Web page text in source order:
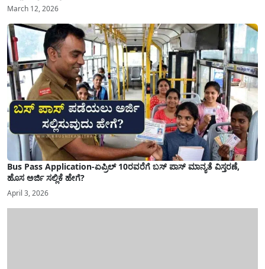
March 12, 2026
Bus Pass Application-ಏಪ್ರಿಲ್ 10ರವರೆಗೆ ಬಸ್ ಪಾಸ್ ಮಾನ್ಯತೆ ವಿಸ್ತರಣೆ,
ಹೊಸ ಅರ್ಜಿ ಸಲ್ಲಿಕೆ ಹೇಗೆ?
April 3, 2026